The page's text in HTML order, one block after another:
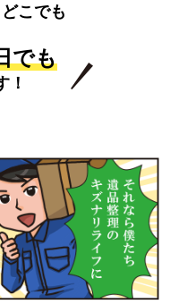
こでも
でも
！